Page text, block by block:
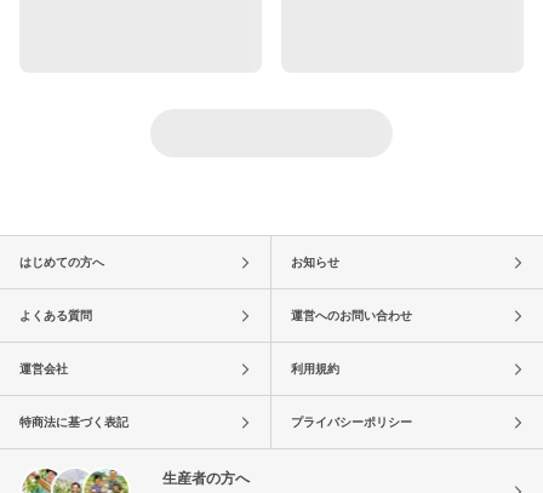
はじめての方へ お知らせ
よくある質問 運営へのお問い合わせ
運営会社 利用規約
特商法に基づく表記 プライバシーポリシー
生産者の方へ